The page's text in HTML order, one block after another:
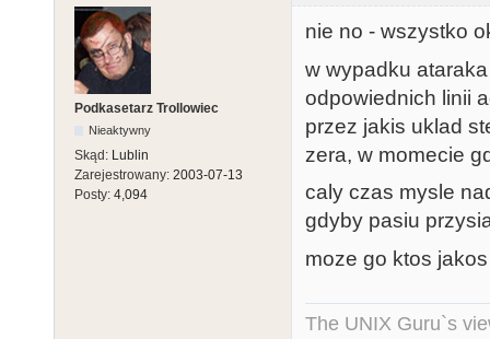
Podkasetarz Trollowiec
Nieaktywny
Skąd: Lublin
Zarejestrowany: 2003-07-13
Posty: 4,094
nie no - wszystko
w wypadku
odpowiednich linii
przez jakis uklad
zera, w momecie
caly czas mysle
gdyby pasiu
moze go ktos
The UNIX Guru`s